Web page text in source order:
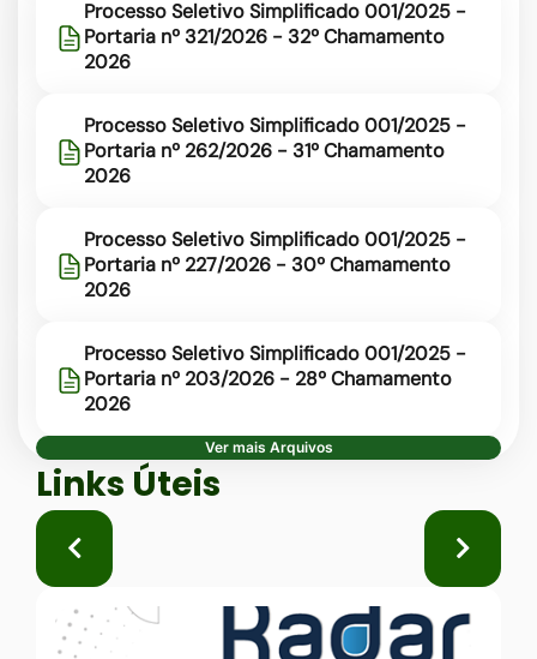
Processo Seletivo Simplificado 001/2025 -
Portaria nº 321/2026 - 32º Chamamento
2026
Processo Seletivo Simplificado 001/2025 -
Portaria nº 262/2026 - 31º Chamamento
2026
Processo Seletivo Simplificado 001/2025 -
Portaria nº 227/2026 - 30º Chamamento
2026
Processo Seletivo Simplificado 001/2025 -
Portaria nº 203/2026 - 28º Chamamento
2026
Ver mais Arquivos
Seção Links Úteis
Links Úteis